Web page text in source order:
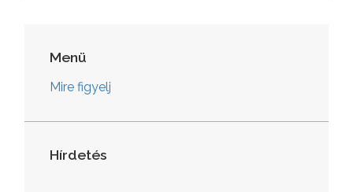
Menü
Mire figyelj
Hírdetés